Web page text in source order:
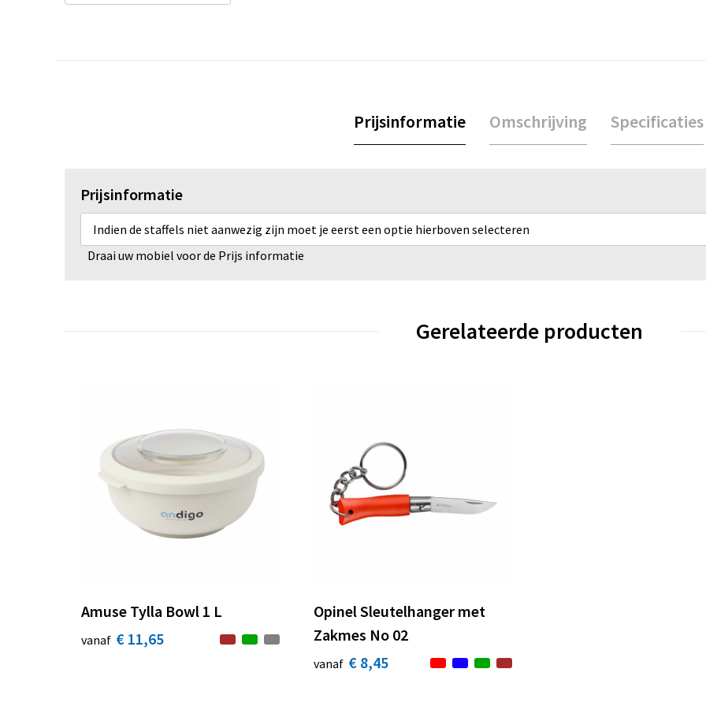
Prijsinformatie Omschrijving Specificaties
Prijsinformatie
Indien de staffels niet aanwezig zijn moet je eerst een optie hierboven selecteren
Draai uw mobiel voor de Prijs informatie
Gerelateerde producten
Amuse Tylla Bowl 1 L
vanaf € 11,65
Opinel Sleutelhanger met
Zakmes No 02
vanaf € 8,45